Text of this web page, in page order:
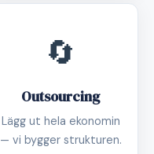
🔄
Outsourcing
Lägg ut hela ekonomin
— vi bygger strukturen.